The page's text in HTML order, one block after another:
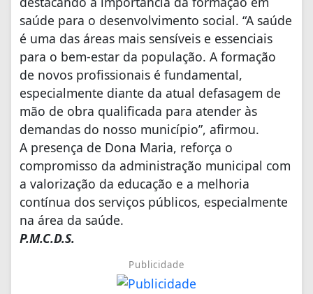
saúde para o desenvolvimento social. “A saúde
é uma das áreas mais sensíveis e essenciais
para o bem-estar da população. A formação
de novos profissionais é fundamental,
especialmente diante da atual defasagem de
mão de obra qualificada para atender às
demandas do nosso município”, afirmou.
A presença de Dona Maria, reforça o
compromisso da administração municipal com
a valorização da educação e a melhoria
contínua dos serviços públicos, especialmente
na área da saúde.
P.M.C.D.S.
Publicidade